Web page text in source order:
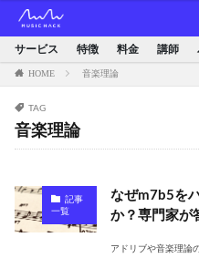
サービス 特徴 料金 講師
HOME 音楽理論
TAG
音楽理論
記事
一覧
なぜm7b5を
か？専門家が
アドリブや音楽理論